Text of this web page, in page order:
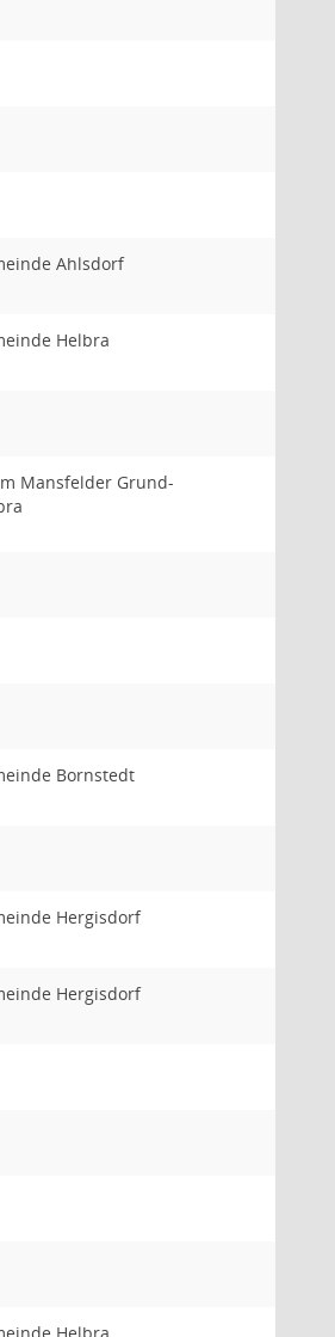
Ahlsdorf
Helbra
Mansfelder Grund-
Bornstedt
Hergisdorf
Hergisdorf